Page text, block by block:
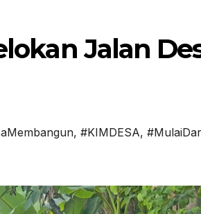
Jalan
, #KIMDESA,